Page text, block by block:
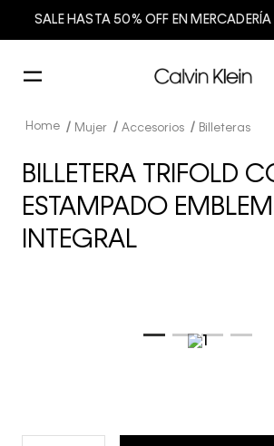
SALE HASTA 50% OFF EN
Mujer Accesorios Billeteras
BILLETERA TRIFOLD
ESTAMPADO EMBLEM
INTEGRAL